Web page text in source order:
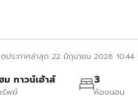
ประกาศล่าสุด 22 มิถุนายน 2026 10:44
ม ทาวน์เฮ้าส์
รัพย์
3
ห้องนอน